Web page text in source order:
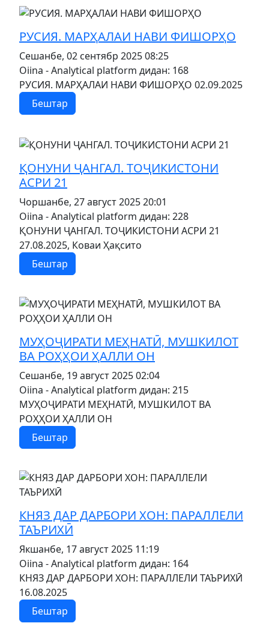
РУСИЯ. МАРҲАЛАИ НАВИ ФИШОРҲО
Сешанбе, 02 сентябр 2025 08:25
Oiina - Analytical platform дидан: 168
РУСИЯ. МАРҲАЛАИ НАВИ ФИШОРҲО 02.09.2025
Бештар
ҚОНУНИ ҶАНГАЛ. ТОҶИКИСТОНИ
АСРИ 21
Чоршанбе, 27 август 2025 20:01
Oiina - Analytical platform дидан: 228
ҚОНУНИ ҶАНГАЛ. ТОҶИКИСТОНИ АСРИ 21
27.08.2025, Коваи Ҳақсито
Бештар
MOD_JTCS_VIEW_ARTICLE_LINK
МУҲОҶИРАТИ МЕҲНАТӢ, МУШКИЛОТ
ВА РОҲҲОИ ҲАЛЛИ ОН
Сешанбе, 19 август 2025 02:04
Oiina - Analytical platform дидан: 215
МУҲОҶИРАТИ МЕҲНАТӢ, МУШКИЛОТ ВА
РОҲҲОИ ҲАЛЛИ ОН
Бештар
КНЯЗ ДАР ДАРБОРИ ХОН: ПАРАЛЛЕЛИ
ТАЪРИХӢ
Якшанбе, 17 август 2025 11:19
Oiina - Analytical platform дидан: 164
КНЯЗ ДАР ДАРБОРИ ХОН: ПАРАЛЛЕЛИ ТАЪРИХӢ
16.08.2025
Бештар